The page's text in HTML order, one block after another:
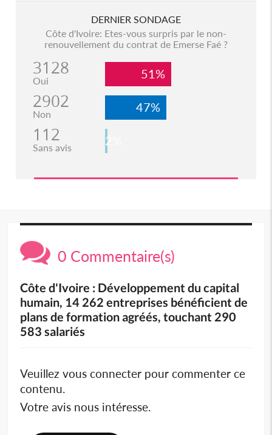
DERNIER SONDAGE
Côte d'Ivoire: Etes-vous surpris par le non-
renouvellement du contrat de Emerse Faé ?
3128
Oui 51%
2902
Non 47%
112
Sans avis 2%
0 Commentaire(s)
Côte d'Ivoire : Développement du capital
humain, 14 262 entreprises bénéficient de
plans de formation agréés, touchant 290
583 salariés
Veuillez vous connecter pour commenter ce
contenu.
Votre avis nous intéresse.